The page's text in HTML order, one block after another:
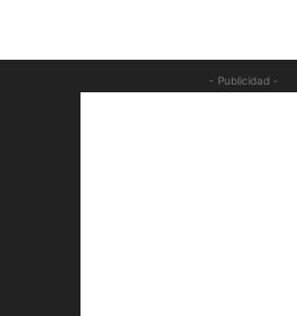
- Publicidad -